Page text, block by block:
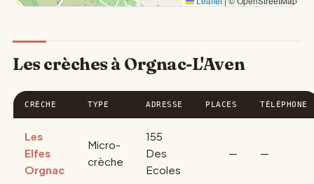
Les crèches à Orgnac-L'Aven
CRÈCHE TYPE ADRESSE PLACES TÉLÉPHONE
Les
Elfes
Orgnac
Micro-
crèche
155
Des
Ecoles
— —